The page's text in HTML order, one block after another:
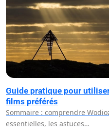
Guide pratique pour
films préférés
Sommaire : comprendre
essentielles, les astuces…